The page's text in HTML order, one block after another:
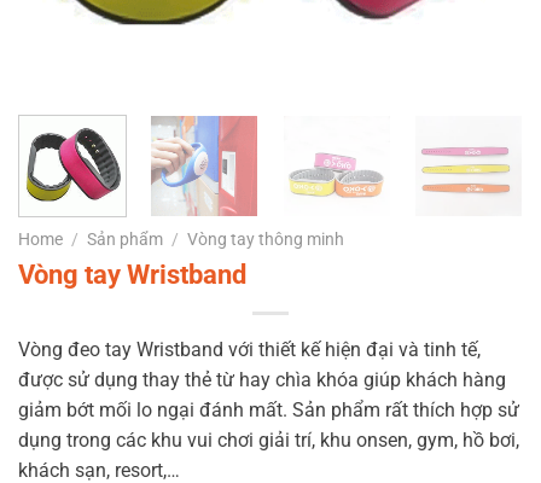
Home / Sản phẩm / Vòng tay thông minh
Vòng tay Wristband
Vòng đeo tay Wristband với thiết kế hiện đại và tinh tế,
được sử dụng thay thẻ từ hay chìa khóa giúp khách hàng
giảm bớt mối lo ngại đánh mất. Sản phẩm rất thích hợp sử
dụng trong các khu vui chơi giải trí, khu onsen, gym, hồ bơi,
khách sạn, resort,…